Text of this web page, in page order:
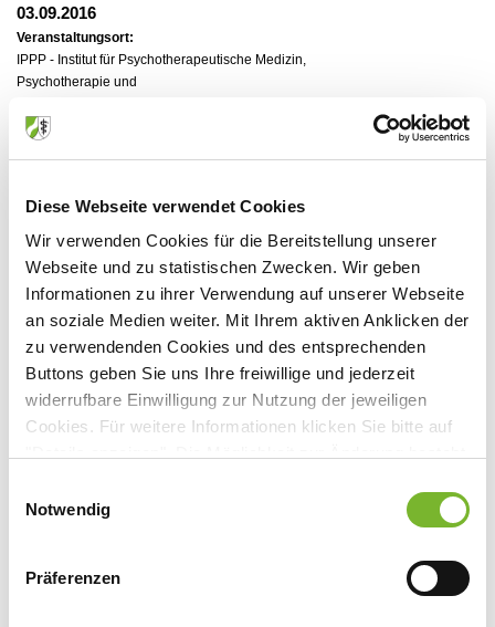
Diese Webseite verwendet Cookies
Wir verwenden Cookies für die Bereitstellung unserer
Webseite und zu statistischen Zwecken. Wir geben
Informationen zu ihrer Verwendung auf unserer Webseite
an soziale Medien weiter. Mit Ihrem aktiven Anklicken der
zu verwendenden Cookies und des entsprechenden
Buttons geben Sie uns Ihre freiwillige und jederzeit
widerrufbare Einwilligung zur Nutzung der jeweiligen
Cookies. Für weitere Informationen klicken Sie bitte auf
Datenschutzerklärung
Notwendig
Präferenzen
03.09.2016
Veranstaltungsort:
IPPP - Institut für Psychotherapeutische Medizin,
Psychotherapie und
12.11.2016
IPPP - Institut für Psychotherapeutische Medizin,
Psychotherapie und
Bergische Landstr. 2, 40629 Düsseldorf
Anbieter:
Ansprechpartner:
40629 Düsseldorf